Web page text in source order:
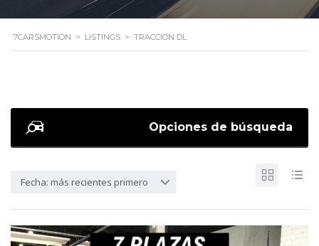
7CARSMOTION > LISTINGS > TRACCION DL
Opciones de búsqueda
Fecha: más recientes primero